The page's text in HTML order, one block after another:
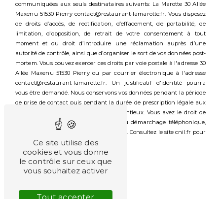
communiquées aux seuls destinataires suivants: La Marotte 30 Allée
Maxenu 51530 Pierry contact@restaurant-lamarotte.fr. Vous disposez
de droits d’accès, de rectification, d’effacement, de portabilité, de
limitation, d’opposition, de retrait de votre consentement à tout
moment et du droit d’introduire une réclamation auprès d’une
autorité de contrôle, ainsi que d’organiser le sort de vos données post-
mortem. Vous pouvez exercer ces droits par voie postale à l'adresse 30
Allée Maxenu 51530 Pierry ou par courrier électronique à l'adresse
contact@restaurant-lamarotte.fr. Un justificatif d'identité pourra
vous être demandé. Nous conservons vos données pendant la période
de prise de contact puis pendant la durée de prescription légale aux
fins probatoires et de gestion des contentieux. Vous avez le droit de
vous inscrire sur la liste d'opposition au démarchage téléphonique,
disponible à cette adresse:
. Consultez le site cnil.fr pour
plus d’informations sur vos droits.
Ce site utilise des
cookies et vous donne
le contrôle sur ceux que
vous souhaitez activer